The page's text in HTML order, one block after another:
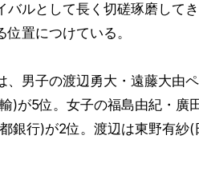
バルとして長く切磋琢磨して
置につけている。
、男子の渡辺勇大・遠藤大由
)が5位。女子の福島由紀・廣
銀行)が2位。渡辺は東野有紗